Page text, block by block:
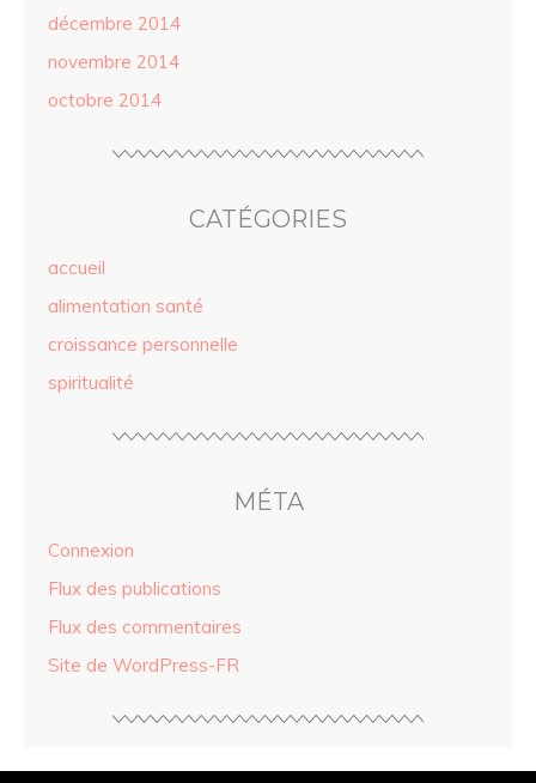
décembre 2014
novembre 2014
octobre 2014
CATÉGORIES
accueil
alimentation santé
croissance personnelle
spiritualité
MÉTA
Connexion
Flux des publications
Flux des commentaires
Site de WordPress-FR